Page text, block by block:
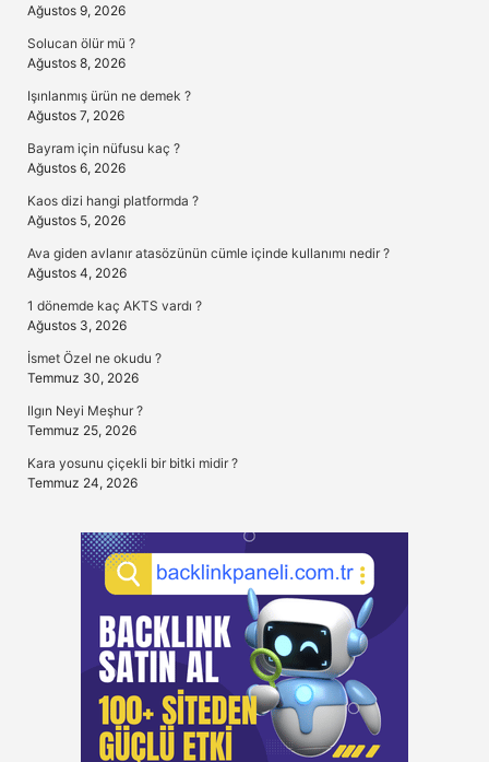
Ağustos 9, 2026
Solucan ölür mü ?
Ağustos 8, 2026
Işınlanmış ürün ne demek ?
Ağustos 7, 2026
Bayram için nüfusu kaç ?
Ağustos 6, 2026
Kaos dizi hangi platformda ?
Ağustos 5, 2026
Ava giden avlanır atasözünün cümle içinde kullanımı nedir ?
Ağustos 4, 2026
1 dönemde kaç AKTS vardı ?
Ağustos 3, 2026
İsmet Özel ne okudu ?
Temmuz 30, 2026
Ilgın Neyi Meşhur ?
Temmuz 25, 2026
Kara yosunu çiçekli bir bitki midir ?
Temmuz 24, 2026